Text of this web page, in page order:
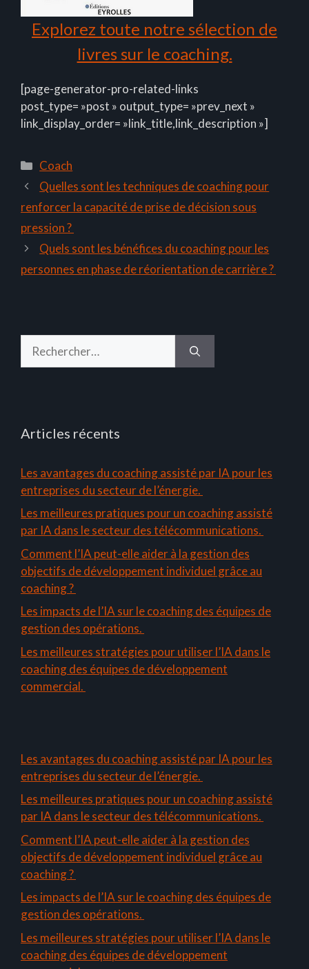
Explorez toute notre sélection de
livres sur le coaching.
[page-generator-pro-related-links
post_type= »post » output_type= »prev_next »
link_display_order= »link_title,link_description »]
Catégories
Coach
Quelles sont les techniques de coaching pour
renforcer la capacité de prise de décision sous
pression ?
Quels sont les bénéfices du coaching pour les
personnes en phase de réorientation de carrière ?
Articles récents
Les avantages du coaching assisté par IA pour les
entreprises du secteur de l’énergie.
Les meilleures pratiques pour un coaching assisté
par IA dans le secteur des télécommunications.
Comment l’IA peut-elle aider à la gestion des
objectifs de développement individuel grâce au
coaching ?
Les impacts de l’IA sur le coaching des équipes de
gestion des opérations.
Les meilleures stratégies pour utiliser l’IA dans le
coaching des équipes de développement
commercial.
Les avantages du coaching assisté par IA pour les
entreprises du secteur de l’énergie.
Les meilleures pratiques pour un coaching assisté
par IA dans le secteur des télécommunications.
Comment l’IA peut-elle aider à la gestion des
objectifs de développement individuel grâce au
coaching ?
Les impacts de l’IA sur le coaching des équipes de
gestion des opérations.
Les meilleures stratégies pour utiliser l’IA dans le
coaching des équipes de développement